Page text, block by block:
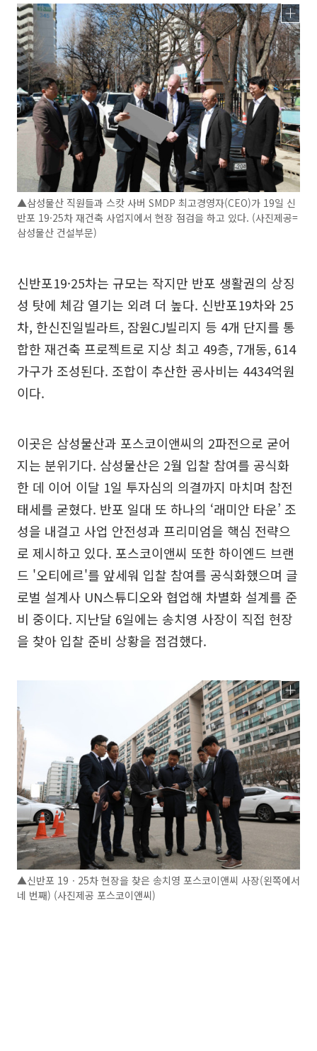
▲삼성물산 직원들과 스캇 사버 SMDP 최고경영자(CEO)가 19일 신
반포 19·25차 재건축 사업지에서 현장 점검을 하고 있다. (사진제공=
삼성물산 건설부문)
신반포19·25차는 규모는 작지만 반포 생활권의 상징
성 탓에 체감 열기는 외려 더 높다. 신반포19차와 25
차, 한신진일빌라트, 잠원CJ빌리지 등 4개 단지를 통
합한 재건축 프로젝트로 지상 최고 49층, 7개동, 614
가구가 조성된다. 조합이 추산한 공사비는 4434억원
이다.
이곳은 삼성물산과 포스코이앤씨의 2파전으로 굳어
지는 분위기다. 삼성물산은 2월 입찰 참여를 공식화
한 데 이어 이달 1일 투자심의 의결까지 마치며 참전
태세를 굳혔다. 반포 일대 또 하나의 ‘래미안 타운’ 조
성을 내걸고 사업 안전성과 프리미엄을 핵심 전략으
로 제시하고 있다. 포스코이앤씨 또한 하이엔드 브랜
드 '오티에르'를 앞세워 입찰 참여를 공식화했으며 글
로벌 설계사 UN스튜디오와 협업해 차별화 설계를 준
비 중이다. 지난달 6일에는 송치영 사장이 직접 현장
을 찾아 입찰 준비 상황을 점검했다.
▲신반포 19ㆍ25차 현장을 찾은 송치영 포스코이앤씨 사장(왼쪽에서
네 번째) (사진제공 포스코이앤씨)